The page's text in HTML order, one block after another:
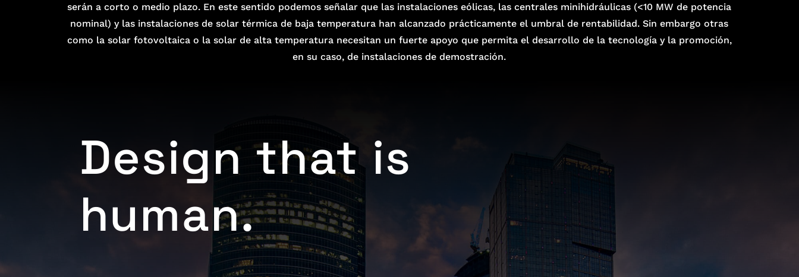
serán a corto o medio plazo. En este sentido podemos señalar que las instalaciones eólicas, las centrales minihidráulicas (<10 MW de potencia
nominal) y las instalaciones de solar térmica de baja temperatura han alcanzado prácticamente el umbral de rentabilidad. Sin embargo otras
como la solar fotovoltaica o la solar de alta temperatura necesitan un fuerte apoyo que permita el desarrollo de la tecnología y la promoción,
en su caso, de instalaciones de demostración.
Design that is
human.